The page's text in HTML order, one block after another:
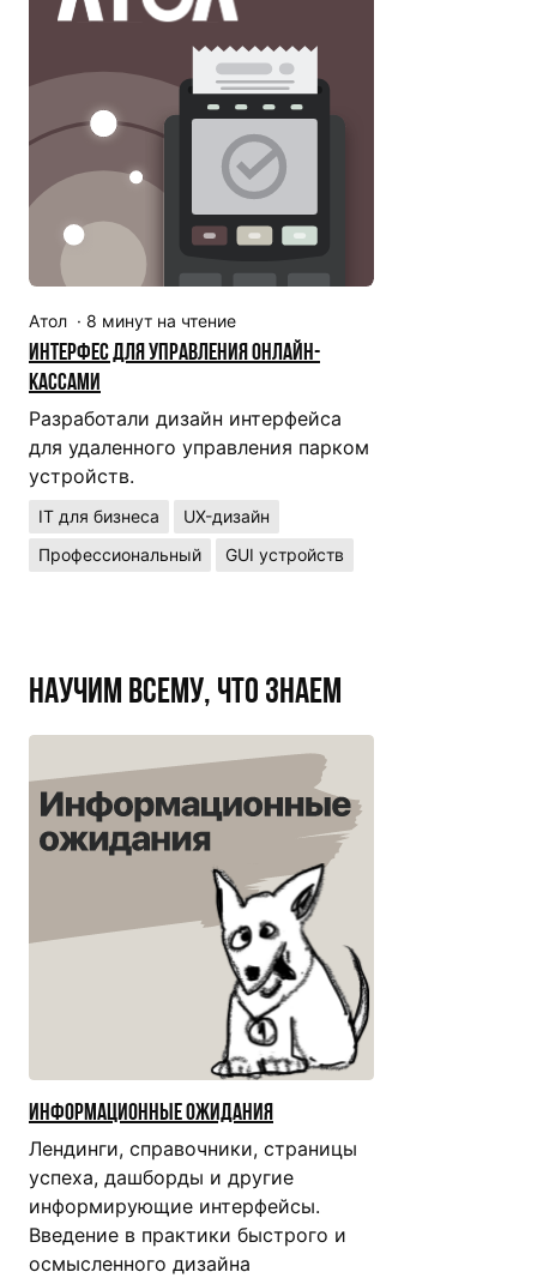
Атол · 8 минут на чтение
Интерфес для управления онлайн-
кассами
Разработали дизайн интерфейса
для удаленного управления парком
устройств.
IT для бизнеса
UX-дизайн
Профессиональный
GUI устройств
Научим всему, что знаем
Информационные ожидания
Лендинги, справочники, страницы
успеха, дашборды и другие
информирующие интерфейсы.
Введение в практики быстрого и
осмысленного дизайна